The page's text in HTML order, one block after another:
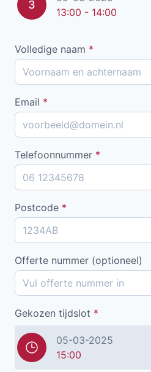
3
13:00 - 14:00
Volledige naam *
Email *
Telefoonnummer *
Postcode *
Offerte nummer (optioneel)
Gekozen tijdslot *
05-03-2025
15:00